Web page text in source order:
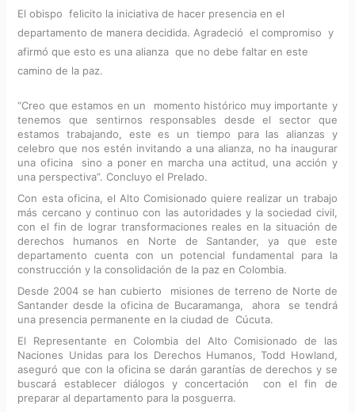
El obispo felicito la iniciativa de hacer presencia en el
departamento de manera decidida. Agradeció el compromiso y
afirmó que esto es una alianza que no debe faltar en este
camino de la paz.
“Creo que estamos en un momento histórico muy importante y
tenemos que sentirnos responsables desde el sector que
estamos trabajando, este es un tiempo para las alianzas y
celebro que nos estén invitando a una alianza, no ha inaugurar
una oficina sino a poner en marcha una actitud, una acción y
una perspectiva”. Concluyo el Prelado.
Con esta oficina, el Alto Comisionado quiere realizar un trabajo
más cercano y continuo con las autoridades y la sociedad civil,
con el fin de lograr transformaciones reales en la situación de
derechos humanos en Norte de Santander, ya que este
departamento cuenta con un potencial fundamental para la
construcción y la consolidación de la paz en Colombia.
Desde 2004 se han cubierto misiones de terreno de Norte de
Santander desde la oficina de Bucaramanga, ahora se tendrá
una presencia permanente en la ciudad de Cúcuta.
El Representante en Colombia del Alto Comisionado de las
Naciones Unidas para los Derechos Humanos, Todd Howland,
aseguró que con la oficina se darán garantías de derechos y se
buscará establecer diálogos y concertación con el fin de
preparar al departamento para la posguerra.